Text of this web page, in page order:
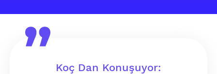
Koç Dan Konuşuyor: